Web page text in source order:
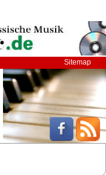
Sitemap